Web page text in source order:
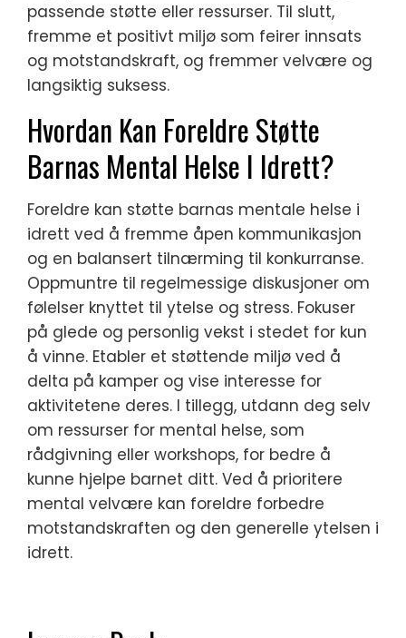
passende støtte eller ressurser. Til slutt,
fremme et positivt miljø som feirer innsats
og motstandskraft, og fremmer velvære og
langsiktig suksess.
Hvordan Kan Foreldre Støtte
Barnas Mental Helse I Idrett?
Foreldre kan støtte barnas mentale helse i
idrett ved å fremme åpen kommunikasjon
og en balansert tilnærming til konkurranse.
Oppmuntre til regelmessige diskusjoner om
følelser knyttet til ytelse og stress. Fokuser
på glede og personlig vekst i stedet for kun
å vinne. Etabler et støttende miljø ved å
delta på kamper og vise interesse for
aktivitetene deres. I tillegg, utdann deg selv
om ressurser for mental helse, som
rådgivning eller workshops, for bedre å
kunne hjelpe barnet ditt. Ved å prioritere
mental velvære kan foreldre forbedre
motstandskraften og den generelle ytelsen i
idrett.